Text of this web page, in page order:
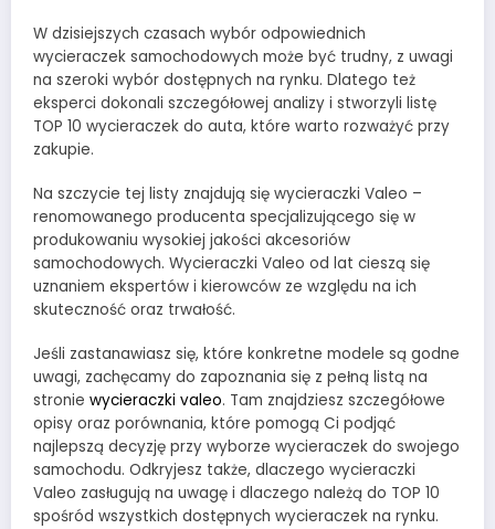
W dzisiejszych czasach wybór odpowiednich
wycieraczek samochodowych może być trudny, z uwagi
na szeroki wybór dostępnych na rynku. Dlatego też
eksperci dokonali szczegółowej analizy i stworzyli listę
TOP 10 wycieraczek do auta, które warto rozważyć przy
zakupie.
Na szczycie tej listy znajdują się wycieraczki Valeo –
renomowanego producenta specjalizującego się w
produkowaniu wysokiej jakości akcesoriów
samochodowych. Wycieraczki Valeo od lat cieszą się
uznaniem ekspertów i kierowców ze względu na ich
skuteczność oraz trwałość.
Jeśli zastanawiasz się, które konkretne modele są godne
uwagi, zachęcamy do zapoznania się z pełną listą na
stronie wycieraczki valeo. Tam znajdziesz szczegółowe
opisy oraz porównania, które pomogą Ci podjąć
najlepszą decyzję przy wyborze wycieraczek do swojego
samochodu. Odkryjesz także, dlaczego wycieraczki
Valeo zasługują na uwagę i dlaczego należą do TOP 10
spośród wszystkich dostępnych wycieraczek na rynku.